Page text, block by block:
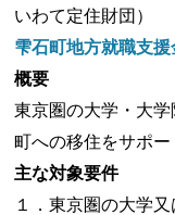
いわて定住財団）
雫石町地方就職支援
概要
東京圏の大学・大
町への移住をサポー
主な対象要件
１．東京圏の大学